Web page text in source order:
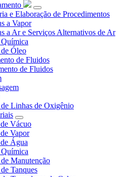
e Elaboração de Procedimentos
a Vapor
a Ar e Serviços Alternativos de Ar
Óleo
de Fluidos
de Fluidos
Linhas de Oxigênio
Vácuo
Vapor
Água
Manutenção
Tanques